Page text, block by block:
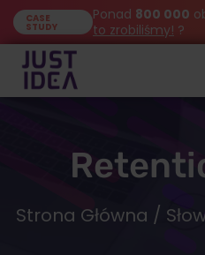
CASE
STUDY
Ponad 800 000
to zrobiliśmy! ?
Strona Główna /